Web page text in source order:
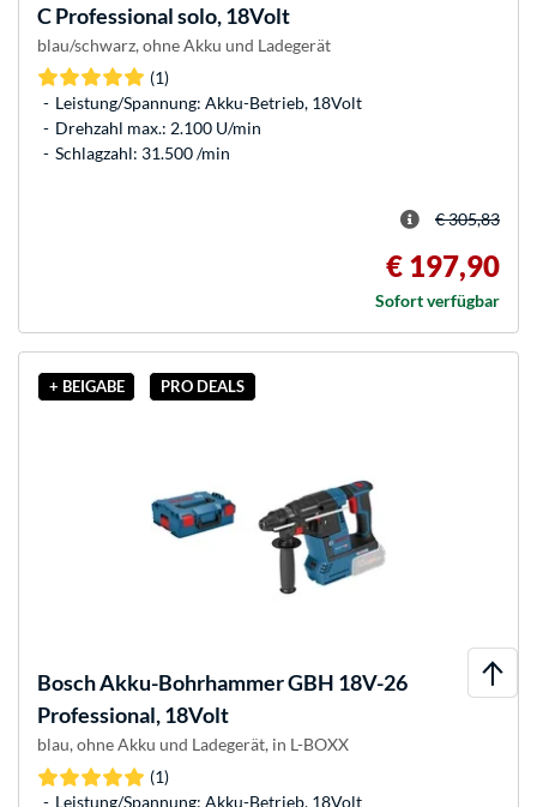
C Professional solo, 18Volt
blau/schwarz, ohne Akku und Ladegerät
(1)
Leistung/Spannung: Akku-Betrieb, 18Volt
Drehzahl max.: 2.100 U/min
Schlagzahl: 31.500 /min
€ 305,83
€ 197,90
Sofort verfügbar
+ BEIGABE PRO DEALS
BoschAkku-Bohrhammer GBH 18V-26
Professional, 18Volt
blau, ohne Akku und Ladegerät, in L-BOXX
(1)
Leistung/Spannung: Akku-Betrieb, 18Volt